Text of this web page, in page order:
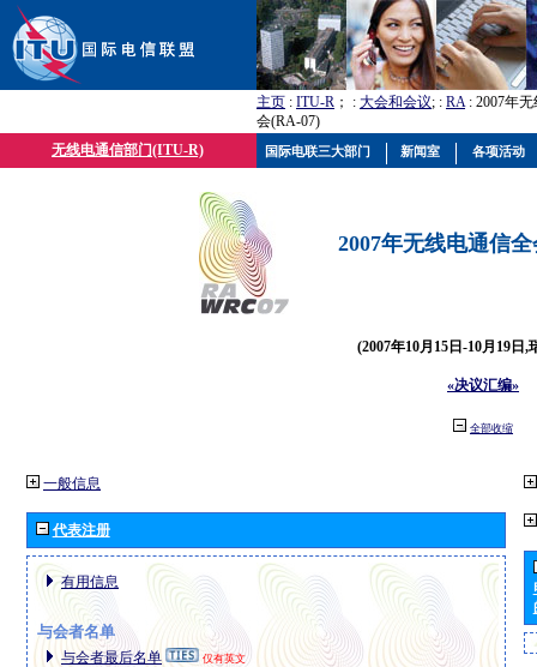
主页 : ITU-R ； : 大会和会议; : RA: 2007年
会(RA-07)
无线电通信部门(ITU-R)
2007年无线电通信
(2007年10月15日-10月19日,
«决议汇编»
全部收缩
一般信息
代表注册
有用信息
与会者名单
与会者最后名单 仅有英文
国际电联三大部门 新闻室 各项活动